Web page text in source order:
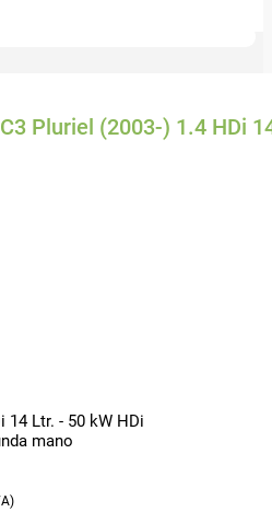
Pluriel (2003-) 1.4 HDi
14 Ltr. - 50 kW HDi
mano